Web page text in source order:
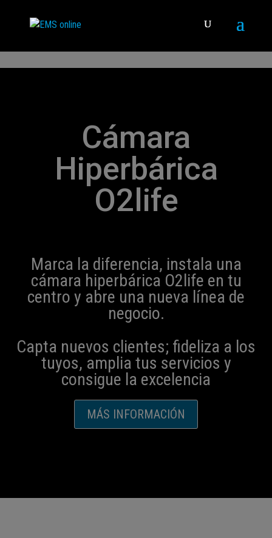
Cámara
Hiperbárica
O2life
Marca la diferencia, instala una
cámara hiperbárica O2life en tu
centro y abre una nueva línea de
negocio.
Capta nuevos clientes; fideliza a los
tuyos, amplia tus servicios y
consigue la excelencia
MÁS INFORMACIÓN